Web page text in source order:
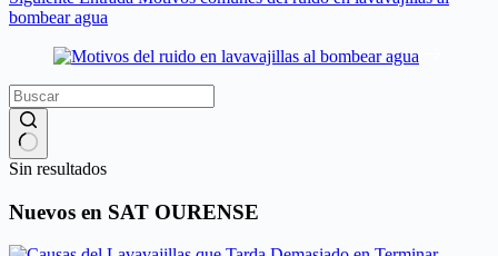
bombear agua
Sin resultados
Nuevos en SAT OURENSE